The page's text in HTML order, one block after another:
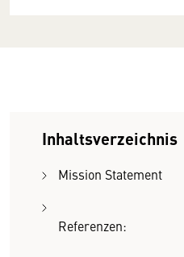
Inhaltsverzeichnis
Mission Statement
Referenzen: